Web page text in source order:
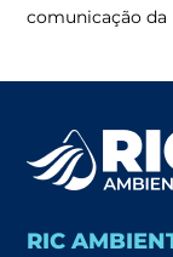
comunicação da
RIC